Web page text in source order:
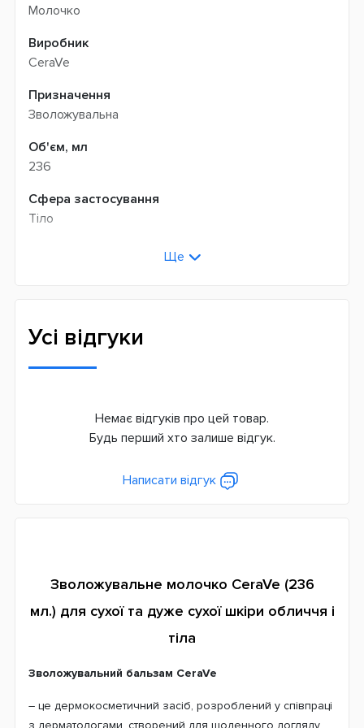
Молочко
Виробник
CeraVe
Призначення
Зволожувальна
Об'єм, мл
236
Сфера застосування
Тіло
Франція
Ще
Усі відгуки
Немає відгуків про цей товар.
Будь перший хто залише відгук.
Написати відгук
Зволожувальне молочко CeraVe (236
мл.) для сухої та дуже сухої шкіри обличчя і
тіла
Зволожувальний бальзам CeraVe
– це дермокосметичний засіб, розроблений у співпраці
з дерматологами, створений для щоденного догляду